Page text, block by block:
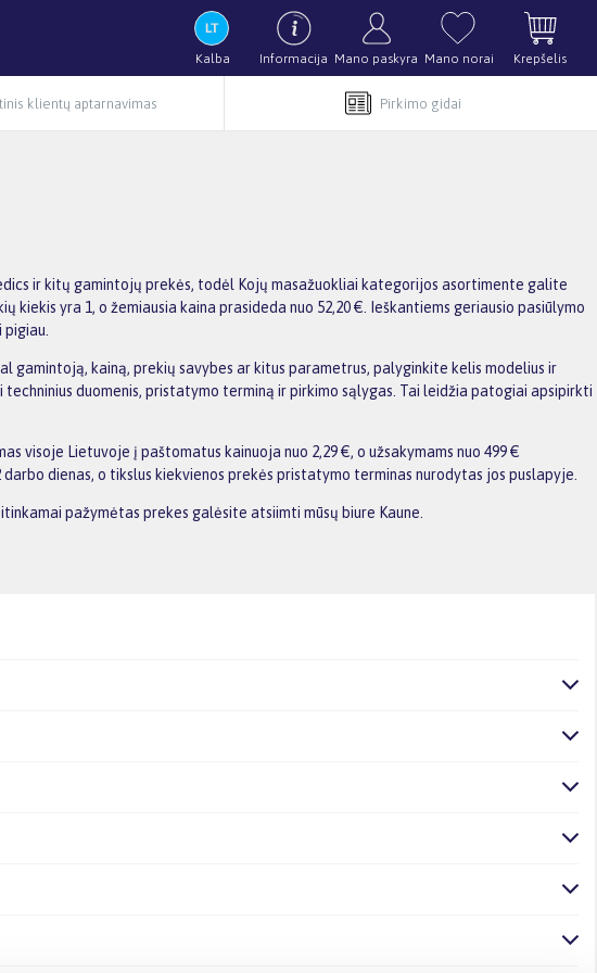
Kalba Informacija Mano paskyra Mano norai Krepšelis
klientų aptarnavimas Pirkimo gidai
ir kitų gamintojų prekės, todėl Kojų masažuokliai kategorijos asortimente galite
yra 1, o žemiausia kaina prasideda nuo 52,20 €. Ieškantiems geriausio pasiūlymo
gamintoją, kainą, prekių savybes ar kitus parametrus, palyginkite kelis modelius ir
duomenis, pristatymo terminą ir pirkimo sąlygas. Tai leidžia patogiai apsipirkti
visoje Lietuvoje į paštomatus kainuoja nuo 2,29 €, o užsakymams nuo 499 €
dienas, o tikslus kiekvienos prekės pristatymo terminas nurodytas jos puslapyje.
pažymėtas prekes galėsite atsiimti mūsų biure Kaune.